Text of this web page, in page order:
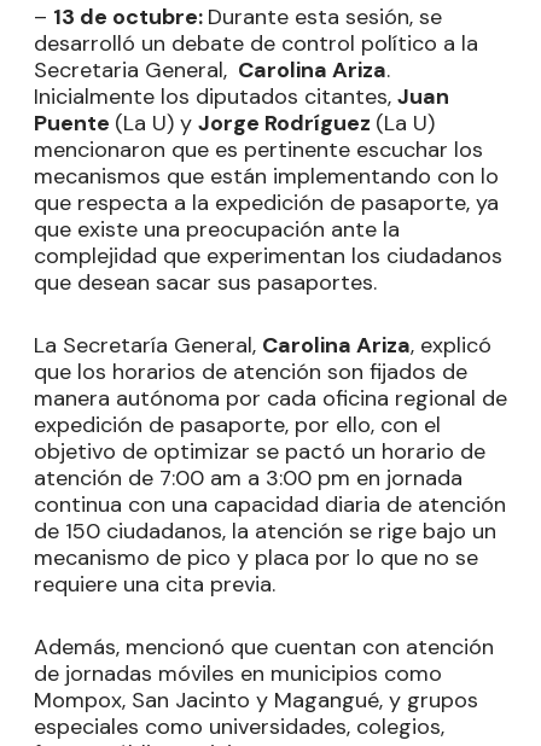
– 13 de octubre: Durante esta sesión, se
desarrolló un debate de control político a la
Secretaria General, Carolina Ariza.
Inicialmente los diputados citantes, Juan
Puente (La U) y Jorge Rodríguez (La U)
mencionaron que es pertinente escuchar los
mecanismos que están implementando con lo
que respecta a la expedición de pasaporte, ya
que existe una preocupación ante la
complejidad que experimentan los ciudadanos
que desean sacar sus pasaportes.
La Secretaría General, Carolina Ariza, explicó
que los horarios de atención son fijados de
manera autónoma por cada oficina regional de
expedición de pasaporte, por ello, con el
objetivo de optimizar se pactó un horario de
atención de 7:00 am a 3:00 pm en jornada
continua con una capacidad diaria de atención
de 150 ciudadanos, la atención se rige bajo un
mecanismo de pico y placa por lo que no se
requiere una cita previa.
Además, mencionó que cuentan con atención
de jornadas móviles en municipios como
Mompox, San Jacinto y Magangué, y grupos
especiales como universidades, colegios,